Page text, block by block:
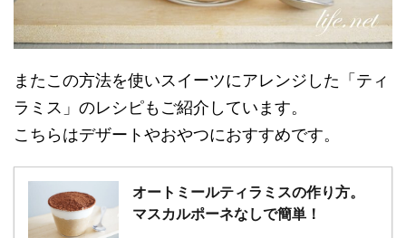
またこの方法を使いスイーツにアレンジした「ティ
ラミス」のレシピもご紹介しています。
こちらはデザートやおやつにおすすめです。
オートミールティラミスの作り方。
マスカルポーネなしで簡単！